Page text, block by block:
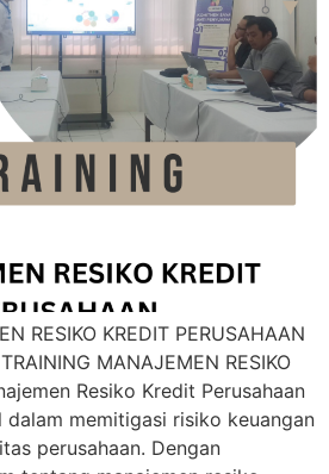
RESIKO KREDIT PERUSAHAAN
MANAJEMEN RESIKO
Resiko Kredit Perusahaan
dalam memitigasi risiko keuangan
perusahaan. Dengan